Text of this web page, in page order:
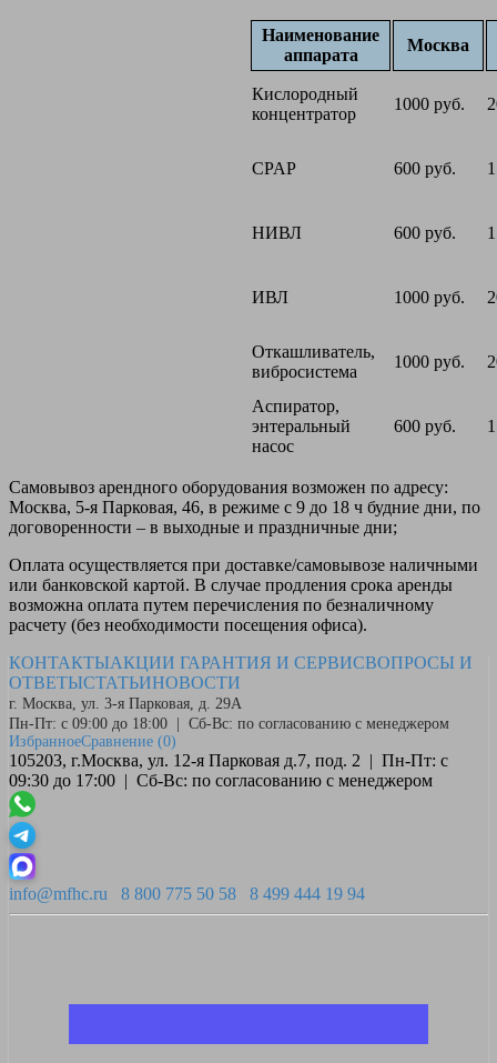
Наименование
аппарата
Москва
Кислородный
концентратор
1000 руб.
CPAP 600 руб.
НИВЛ 600 руб.
ИВЛ 1000 руб.
Откашливатель,
вибросистема
1000 руб.
Аспиратор,
энтеральный
насос
600 руб.
Самовывоз арендного оборудования возможен по адресу:
Москва, 5-я Парковая, 46, в режиме с 9 до 18 ч будние дни, по
договоренности – в выходные и праздничные дни;
Оплата осуществляется при доставке/самовывозе наличными
или банковской картой. В случае продления срока аренды
возможна оплата путем перечисления по безналичному
расчету (без необходимости посещения офиса).
КОНТАКТЫАКЦИИ ГАРАНТИЯ И СЕРВИСВОПРОСЫ И
ОТВЕТЫСТАТЬИНОВОСТИ
г. Москва, ул. 3-я Парковая, д. 29А
Пн-Пт: с 09:00 до 18:00 | Сб-Вс: по согласованию с менеджером
ИзбранноеСравнение (0)
105203, г.Москва, ул. 12-я Парковая д.7, под. 2 | Пн-Пт: с
09:30 до 17:00 | Сб-Вс: по согласованию с менеджером
info@mfhc.ru 8 800 775 50 58 8 499 444 19 94